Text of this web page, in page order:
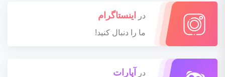
در اینستاگرام
ما را دنبال کنید!
در آپارات